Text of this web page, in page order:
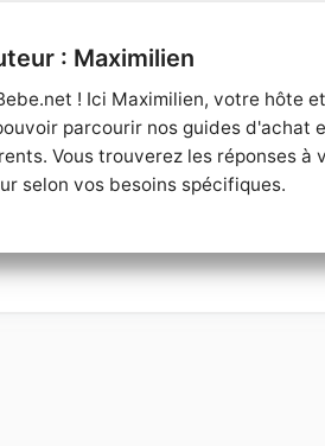
Maximilien
! Ici Maximilien, votre hôte
parcourir nos guides
Vous trouverez les réponses
selon vos besoins spécifiques.